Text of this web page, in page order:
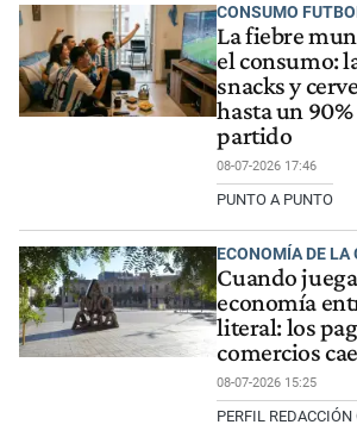
CONSUMO
La fiebre
el consumo:
snacks y
hasta un
partido
08-07-2026 17:46
PUNTO A PUNTO
ECONOMÍA DE LA
Cuando
economía
literal: los
comercios
08-07-2026 15:25
PERFIL REDACCIÓN